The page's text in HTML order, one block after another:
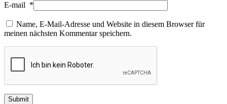
E-mail *
Name, E-Mail-Adresse und Website in diesem Browser für
meinen nächsten Kommentar speichern.